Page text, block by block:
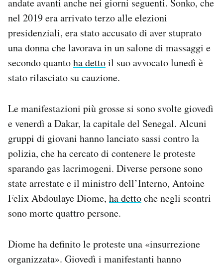
andate avanti anche nei giorni seguenti. Sonko, che
nel 2019 era arrivato terzo alle elezioni
presidenziali, era stato accusato di aver stuprato
una donna che lavorava in un salone di massaggi e
secondo quantoha dettoil suo avvocato lunedì è
stato rilasciato su cauzione.
Le manifestazioni più grosse si sono svolte giovedì
e venerdì a Dakar, la capitale del Senegal. Alcuni
gruppi di giovani hanno lanciato sassi contro la
polizia, che ha cercato di contenere le proteste
sparando gas lacrimogeni. Diverse persone sono
state arrestate e il ministro dell’Interno, Antoine
Felix Abdoulaye Diome, ha dettoche negli scontri
sono morte quattro persone.
Diome ha definito le proteste una «insurrezione
organizzata». Giovedì i manifestanti hanno